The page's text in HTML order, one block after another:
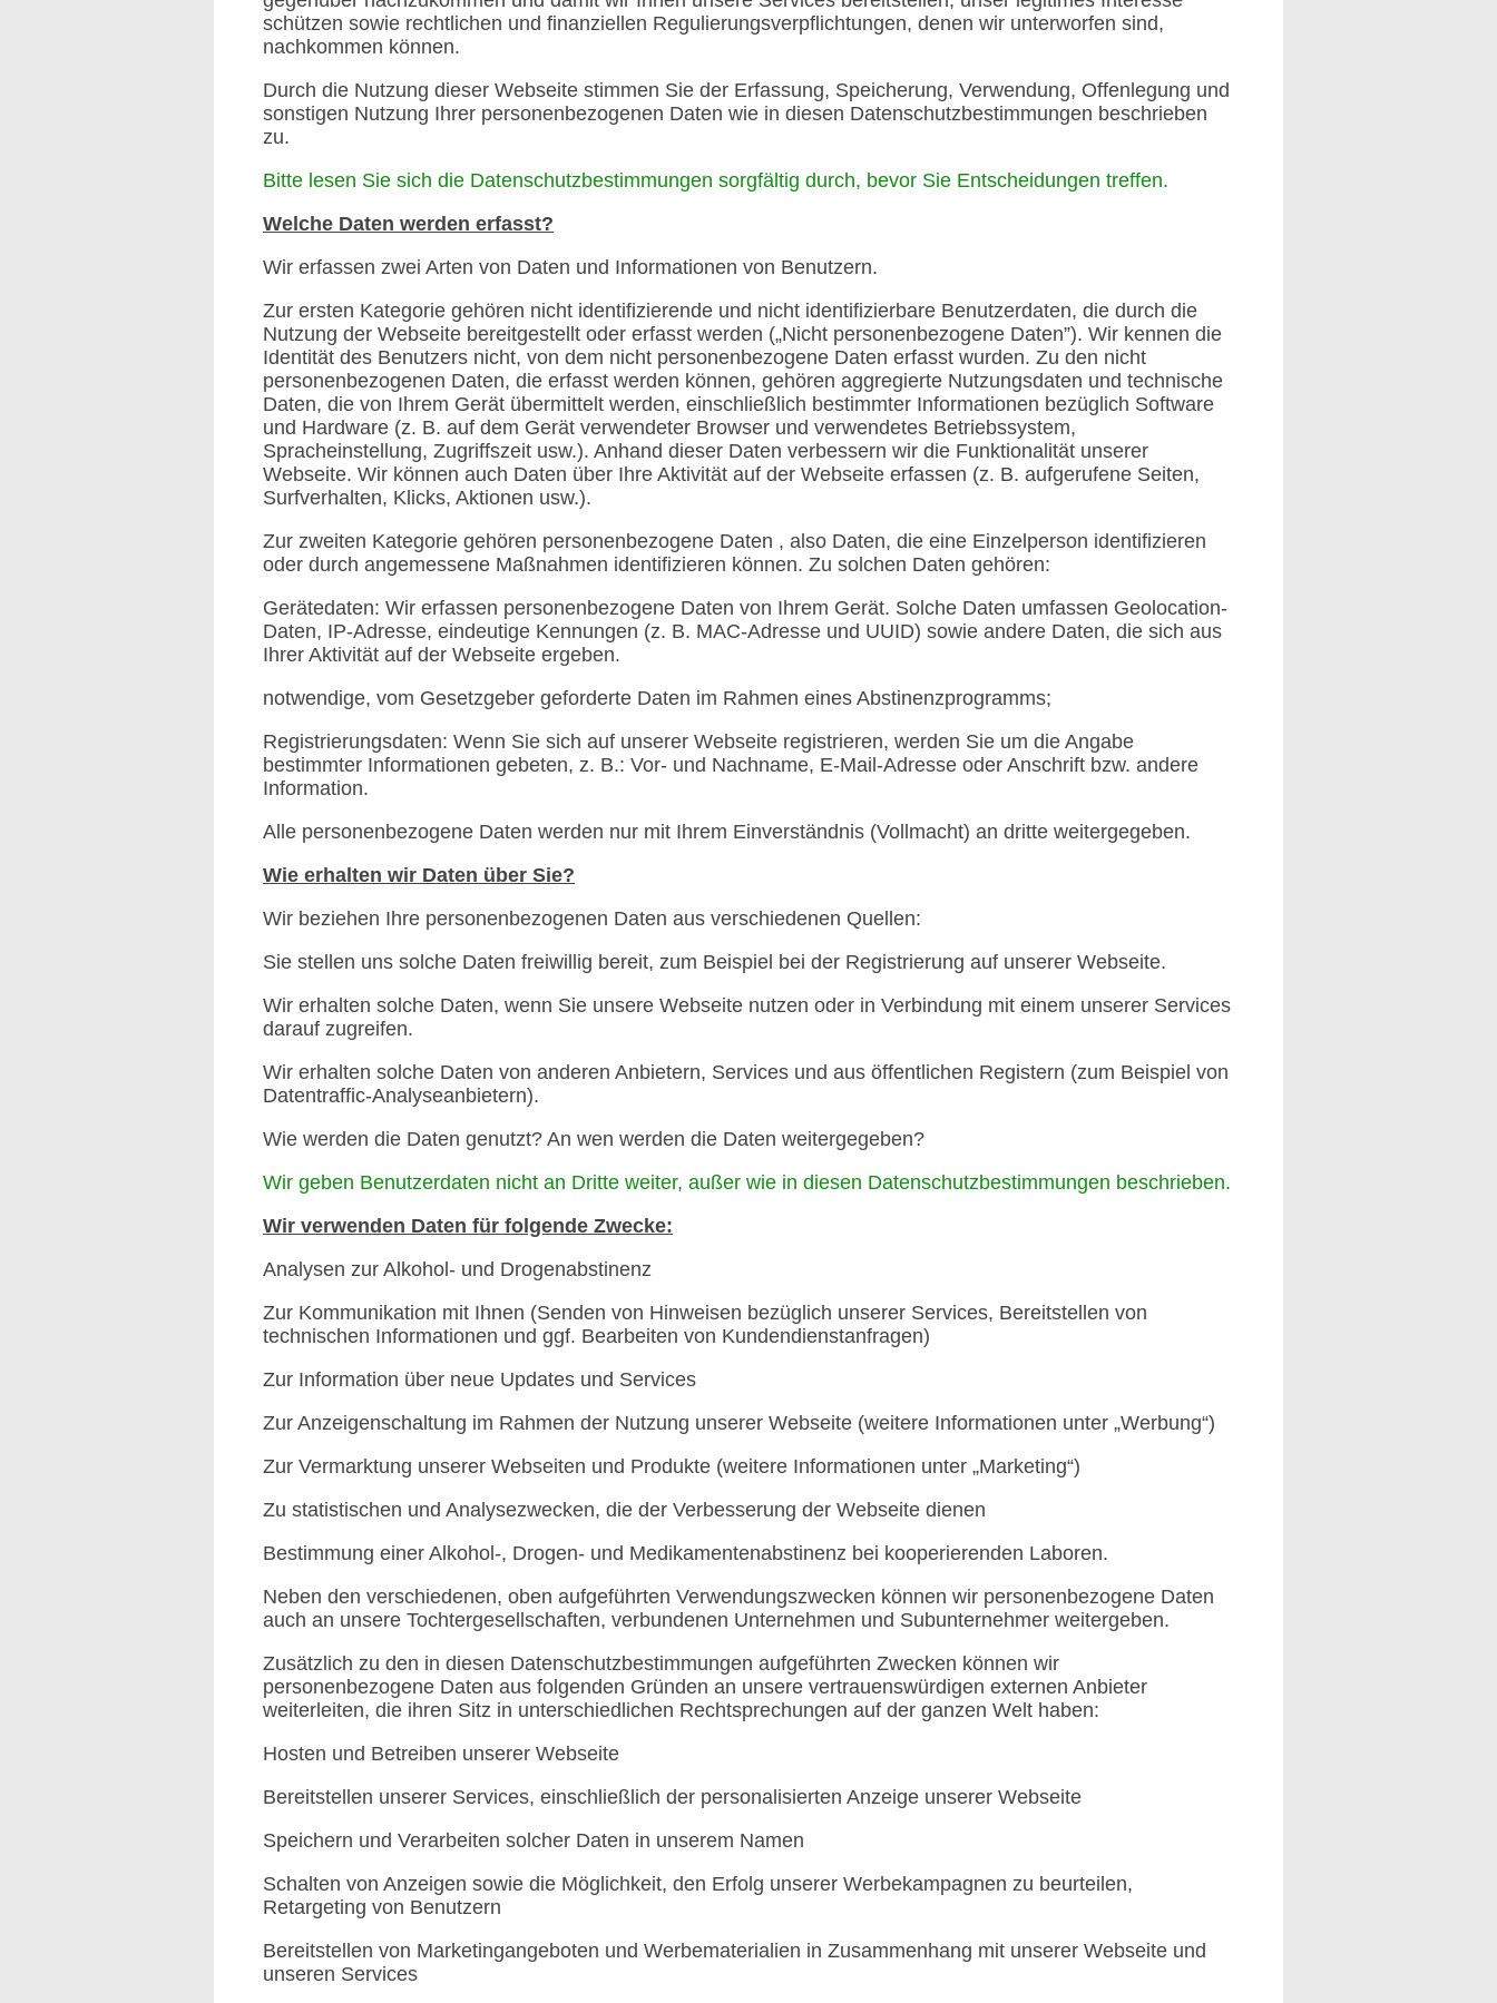
schützen sowie rechtlichen und finanziellen Regulierungsverpflichtungen, denen wir unterworfen sind,
nachkommen können.
Durch die Nutzung dieser Webseite stimmen Sie der Erfassung, Speicherung, Verwendung, Offenlegung und
sonstigen Nutzung Ihrer personenbezogenen Daten wie in diesen Datenschutzbestimmungen beschrieben
zu.
Bitte lesen Sie sich die Datenschutzbestimmungen sorgfältig durch, bevor Sie Entscheidungen treffen.
Welche Daten werden erfasst?
Wir erfassen zwei Arten von Daten und Informationen von Benutzern.
Zur ersten Kategorie gehören nicht identifizierende und nicht identifizierbare Benutzerdaten, die durch die
Nutzung der Webseite bereitgestellt oder erfasst werden („Nicht personenbezogene Daten”). Wir kennen die
Identität des Benutzers nicht, von dem nicht personenbezogene Daten erfasst wurden. Zu den nicht
personenbezogenen Daten, die erfasst werden können, gehören aggregierte Nutzungsdaten und technische
Daten, die von Ihrem Gerät übermittelt werden, einschließlich bestimmter Informationen bezüglich Software
und Hardware (z. B. auf dem Gerät verwendeter Browser und verwendetes Betriebssystem,
Spracheinstellung, Zugriffszeit usw.). Anhand dieser Daten verbessern wir die Funktionalität unserer
Webseite. Wir können auch Daten über Ihre Aktivität auf der Webseite erfassen (z. B. aufgerufene Seiten,
Surfverhalten, Klicks, Aktionen usw.).
Zur zweiten Kategorie gehören personenbezogene Daten , also Daten, die eine Einzelperson identifizieren
oder durch angemessene Maßnahmen identifizieren können. Zu solchen Daten gehören:
Gerätedaten: Wir erfassen personenbezogene Daten von Ihrem Gerät. Solche Daten umfassen Geolocation-
Daten, IP-Adresse, eindeutige Kennungen (z. B. MAC-Adresse und UUID) sowie andere Daten, die sich aus
Ihrer Aktivität auf der Webseite ergeben.
notwendige, vom Gesetzgeber geforderte Daten im Rahmen eines Abstinenzprogramms;
Registrierungsdaten: Wenn Sie sich auf unserer Webseite registrieren, werden Sie um die Angabe
bestimmter Informationen gebeten, z. B.: Vor- und Nachname, E-Mail-Adresse oder Anschrift bzw. andere
Information.
Alle personenbezogene Daten werden nur mit Ihrem Einverständnis (Vollmacht) an dritte weitergegeben.
Wie erhalten wir Daten über Sie?
Wir beziehen Ihre personenbezogenen Daten aus verschiedenen Quellen:
Sie stellen uns solche Daten freiwillig bereit, zum Beispiel bei der Registrierung auf unserer Webseite.
Wir erhalten solche Daten, wenn Sie unsere Webseite nutzen oder in Verbindung mit einem unserer Services
darauf zugreifen.
Wir erhalten solche Daten von anderen Anbietern, Services und aus öffentlichen Registern (zum Beispiel von
Datentraffic-Analyseanbietern).
Wie werden die Daten genutzt? An wen werden die Daten weitergegeben?
Wir geben Benutzerdaten nicht an Dritte weiter, außer wie in diesen Datenschutzbestimmungen beschrieben.
Wir verwenden Daten für folgende Zwecke:
Analysen zur Alkohol- und Drogenabstinenz
Zur Kommunikation mit Ihnen (Senden von Hinweisen bezüglich unserer Services, Bereitstellen von
technischen Informationen und ggf. Bearbeiten von Kundendienstanfragen)
Zur Information über neue Updates und Services
Zur Anzeigenschaltung im Rahmen der Nutzung unserer Webseite (weitere Informationen unter „Werbung“)
Zur Vermarktung unserer Webseiten und Produkte (weitere Informationen unter „Marketing“)
Zu statistischen und Analysezwecken, die der Verbesserung der Webseite dienen
Bestimmung einer Alkohol-, Drogen- und Medikamentenabstinenz bei kooperierenden Laboren.
Neben den verschiedenen, oben aufgeführten Verwendungszwecken können wir personenbezogene Daten
auch an unsere Tochtergesellschaften, verbundenen Unternehmen und Subunternehmer weitergeben.
Zusätzlich zu den in diesen Datenschutzbestimmungen aufgeführten Zwecken können wir
personenbezogene Daten aus folgenden Gründen an unsere vertrauenswürdigen externen Anbieter
weiterleiten, die ihren Sitz in unterschiedlichen Rechtsprechungen auf der ganzen Welt haben:
Hosten und Betreiben unserer Webseite
Bereitstellen unserer Services, einschließlich der personalisierten Anzeige unserer Webseite
Speichern und Verarbeiten solcher Daten in unserem Namen
Schalten von Anzeigen sowie die Möglichkeit, den Erfolg unserer Werbekampagnen zu beurteilen,
Retargeting von Benutzern
Bereitstellen von Marketingangeboten und Werbematerialien in Zusammenhang mit unserer Webseite und
unseren Services